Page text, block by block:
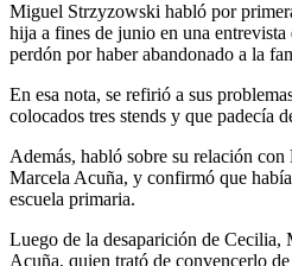
Miguel Strzyzowski habló por
hija a fines de junio en una entrevista
perdón por haber abandonado a la
En esa nota, se refirió a sus
colocados tres stends y que padecía
Además, habló sobre su relación
Marcela Acuña, y confirmó que
escuela primaria.
Luego de la desaparición de Cecilia,
Acuña, quien trató de convencerlo